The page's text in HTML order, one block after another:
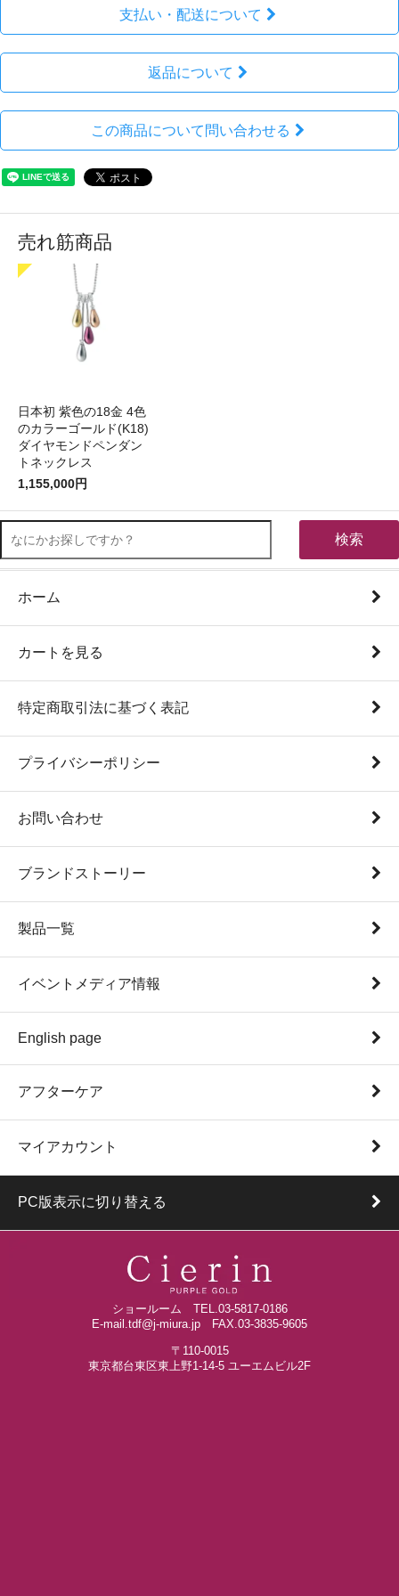
支払い・配送について
返品について
この商品について問い合わせる
売れ筋商品
日本初 紫色の18金 4色
のカラーゴールド(K18)
ダイヤモンドペンダン
トネックレス
1,155,000円
検索
ホーム
カートを見る
特定商取引法に基づく表記
プライバシーポリシー
お問い合わせ
ブランドストーリー
製品一覧
イベントメディア情報
English page
アフターケア
マイアカウント
PC版表示に切り替える
ショールーム TEL.03-5817-0186
E-mail.tdf@j-miura.jp FAX.03-3835-9605
〒110-0015
東京都台東区東上野1-14-5 ユーエムビル2F